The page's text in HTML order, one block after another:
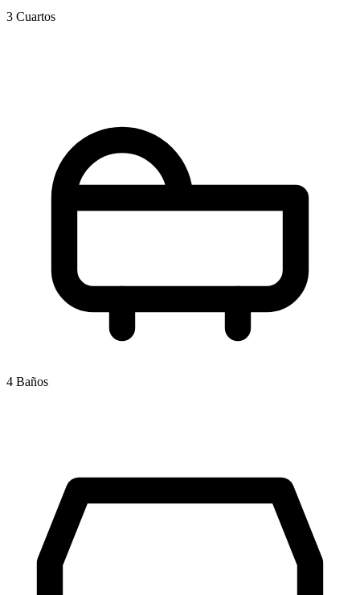
3 Cuartos
4 Baños